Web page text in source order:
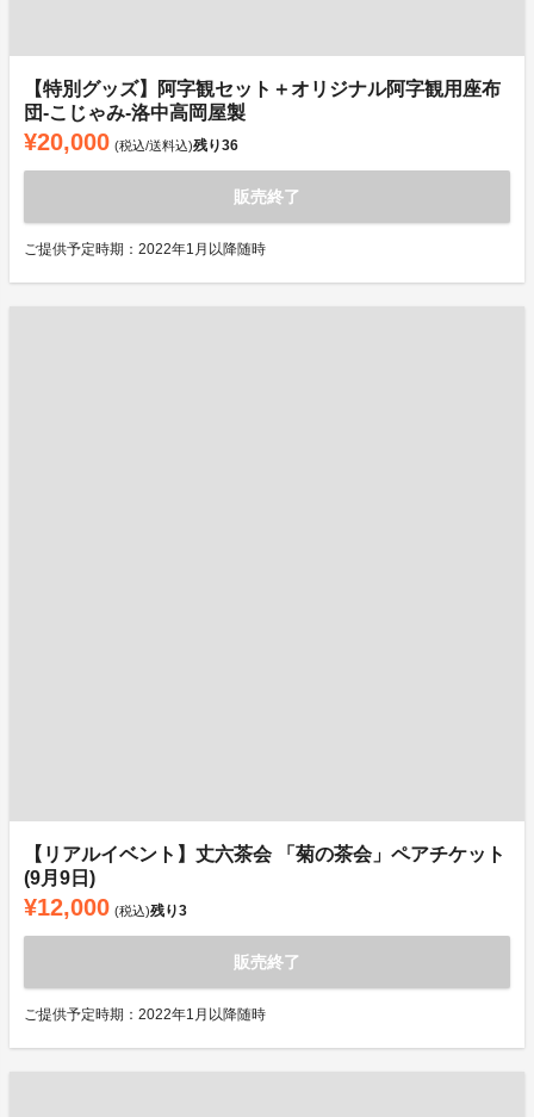
【特別グッズ】阿字観セット＋オリジナル阿字観用座布
団‐こじゃみ‐洛中高岡屋製
¥20,000 (税込/送料込)残り36
販売終了
ご提供予定時期：2022年1月以降随時
【リアルイベント】丈六茶会 「菊の茶会」ペアチケット
(9月9日)
¥12,000 (税込)残り3
販売終了
ご提供予定時期：2022年1月以降随時